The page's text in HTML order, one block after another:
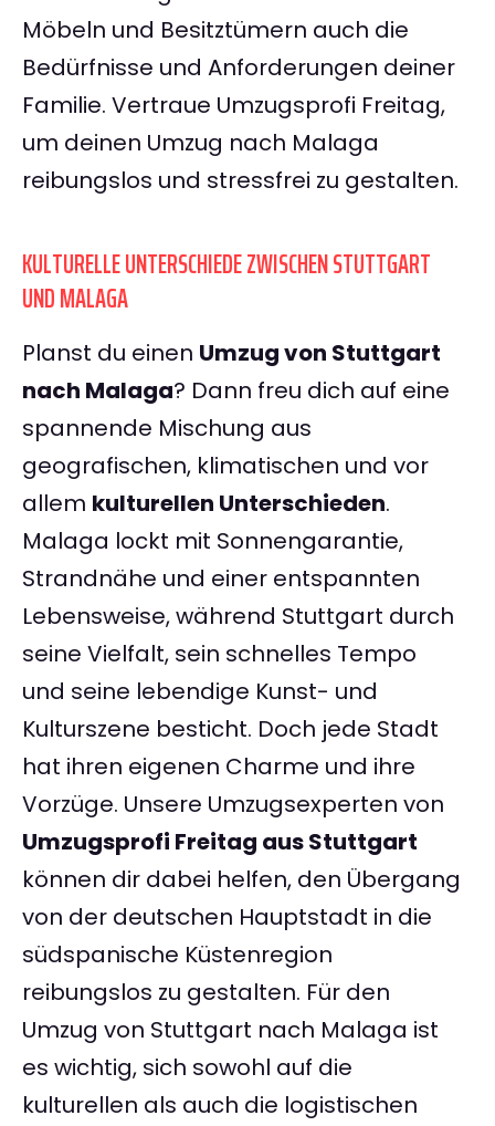
Möbeln und Besitztümern auch die
Bedürfnisse und Anforderungen deiner
Familie. Vertraue Umzugsprofi Freitag,
um deinen Umzug nach Malaga
reibungslos und stressfrei zu gestalten.
KULTURELLE UNTERSCHIEDE ZWISCHEN STUTTGART
UND MALAGA
Planst du einen Umzug von Stuttgart
nach Malaga? Dann freu dich auf eine
spannende Mischung aus
geografischen, klimatischen und vor
allem kulturellen Unterschieden.
Malaga lockt mit Sonnengarantie,
Strandnähe und einer entspannten
Lebensweise, während Stuttgart durch
seine Vielfalt, sein schnelles Tempo
und seine lebendige Kunst- und
Kulturszene besticht. Doch jede Stadt
hat ihren eigenen Charme und ihre
Vorzüge. Unsere Umzugsexperten von
Umzugsprofi Freitag aus Stuttgart
können dir dabei helfen, den Übergang
von der deutschen Hauptstadt in die
südspanische Küstenregion
reibungslos zu gestalten. Für den
Umzug von Stuttgart nach Malaga ist
es wichtig, sich sowohl auf die
kulturellen als auch die logistischen